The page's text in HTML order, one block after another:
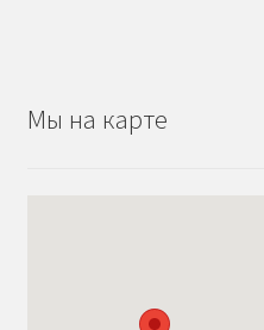
Мы на карте